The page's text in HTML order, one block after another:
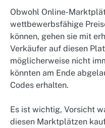
Obwohl Online-
wettbewerbsfähige
können, gehen sie mit
Verkäufer auf diesen
möglicherweise nicht
könnten am Ende
Codes erhalten.
Es ist wichtig, Vorsicht
diesen Marktplätzen